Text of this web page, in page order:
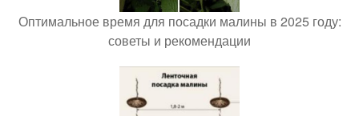
Оптимальное время для посадки малины в 2025 году:
советы и рекомендации